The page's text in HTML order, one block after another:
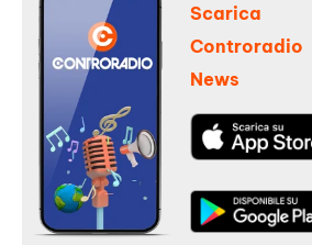
Scarica
Controradio
News